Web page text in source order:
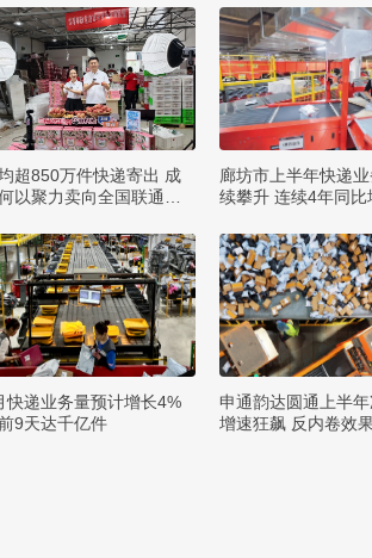
超850万件快递寄出 成
以聚力卖向全国联通全
廊坊市上半年快递
续攀升 连续4年同比
快递业务量预计增长4%
9天达千亿件
申通韵达圆通上半
增速狂飙 反内卷效